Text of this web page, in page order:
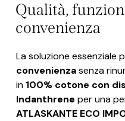
Qualità,
convenienza
La soluzione essenziale
convenienzasenza
in 100% cotone con
Indanthrene per una
ATLASKANTE ECO